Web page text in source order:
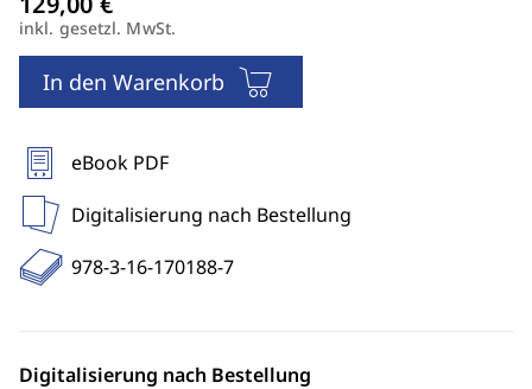
inkl. gesetzl. MwSt.
In den Warenkorb
eBook PDF
Digitalisierung nach Bestellung
978-3-16-170188-7
Digitalisierung nach Bestellung